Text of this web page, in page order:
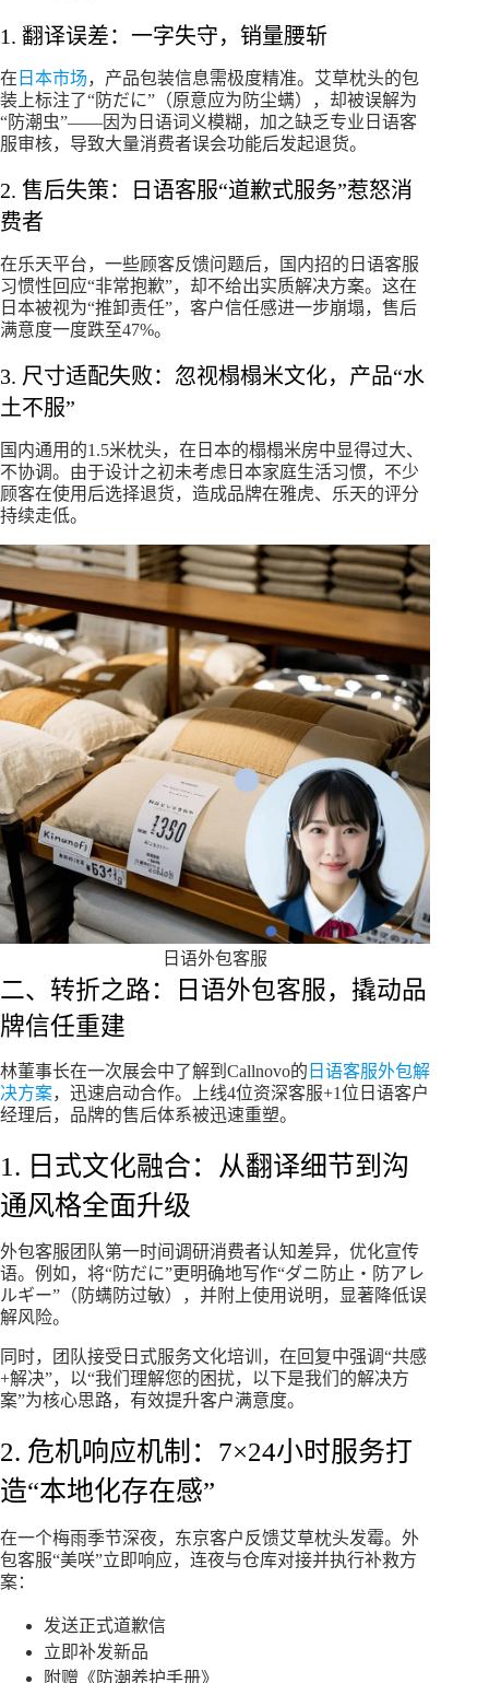
1. 翻译误差：一字失守，销量腰斩
在 日本市场，产品包装信息需极度精准。艾草枕头的包
装上标注了“防だに”（原意应为防尘螨），却被误解为
“防潮虫”——因为日语词义模糊，加之缺乏专业日语客
服审核，导致大量消费者误会功能后发起退货。
2. 售后失策：日语客服“道歉式服务”惹怒消
费者
在乐天平台，一些顾客反馈问题后，国内招的日语客服
习惯性回应“非常抱歉”，却不给出实质解决方案。这在
日本被视为“推卸责任”，客户信任感进一步崩塌，售后
满意度一度跌至47%。
3. 尺寸适配失败：忽视榻榻米文化，产品“水
土不服”
国内通用的1.5米枕头，在日本的榻榻米房中显得过大、
不协调。由于设计之初未考虑日本家庭生活习惯，不少
顾客在使用后选择退货，造成品牌在雅虎、乐天的评分
持续走低。
日语外包客服
二、转折之路：日语外包客服，撬动品
牌信任重建
林董事长在一次展会中了解到Callnovo的 日语客服外包解
决方案，迅速启动合作。上线4位资深客服+1位日语客户
经理后，品牌的售后体系被迅速重塑。
1. 日式文化融合：从翻译细节到沟
通风格全面升级
外包客服团队第一时间调研消费者认知差异，优化宣传
语。例如，将“防だに”更明确地写作“ダニ防止・防アレ
ルギー”（防螨防过敏），并附上使用说明，显著降低误
解风险。
同时，团队接受日式服务文化培训，在回复中强调“共感
+解决”，以“我们理解您的困扰，以下是我们的解决方
案”为核心思路，有效提升客户满意度。
2. 危机响应机制：7×24小时服务打
造“本地化存在感”
在一个梅雨季节深夜，东京客户反馈艾草枕头发霉。外
包客服“美咲”立即响应，连夜与仓库对接并执行补救方
案：
发送正式道歉信
立即补发新品
附赠《防潮养护手册》